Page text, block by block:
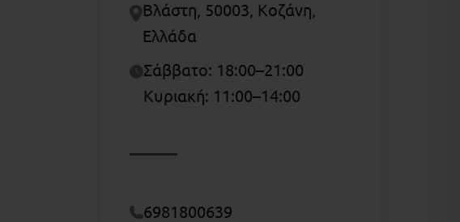
Βλάστη, 50003, Κοζάνη,
Ελλάδα
Σάββατο: 18:00–21:00
Κυριακή: 11:00–14:00
6981800639